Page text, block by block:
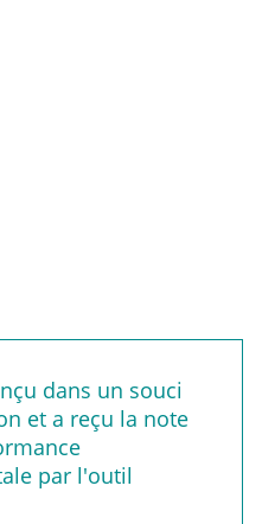
dans un souci
et a reçu la note
par l'outil